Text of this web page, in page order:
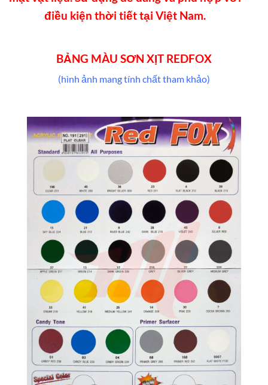
điều kiện thời tiết tại Việt Nam.
BẢNG MÀU SƠN XỊT REDFOX
(hình ảnh mang tính chất tham khảo)